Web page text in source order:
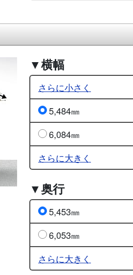
▼横幅
さらに小さく
5,484㎜
6,084㎜
さらに大きく
▼奥行
5,453㎜
6,053㎜
さらに大きく